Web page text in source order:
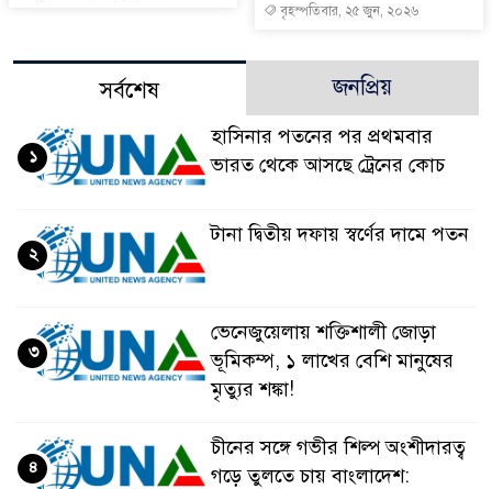
বৃহস্পতিবার, ২৫ জুন, ২০২৬
সর্বশেষ জনপ্রিয়
হাসিনার পতনের পর প্রথমবার
ভারত থেকে আসছে ট্রেনের কোচ
১
টানা দ্বিতীয় দফায় স্বর্ণের দামে পতন
২
ভেনেজুয়েলায় শক্তিশালী জোড়া
ভূমিকম্প, ১ লাখের বেশি মানুষের
মৃত্যুর শঙ্কা!
৩
চীনের সঙ্গে গভীর শিল্প অংশীদারত্ব
গড়ে তুলতে চায় বাংলাদেশ:
৪